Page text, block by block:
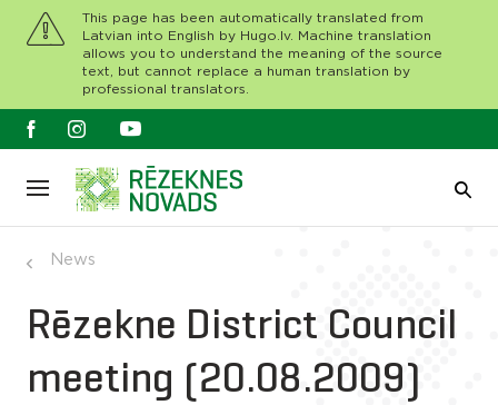
This page has been automatically translated from
Latvian into English by Hugo.lv. Machine translation
allows you to understand the meaning of the source
text, but cannot replace a human translation by
professional translators.
News
Rēzekne District Council
meeting (20.08.2009)